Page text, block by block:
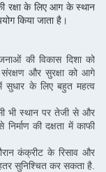
की रक्षा के लिए आग के स्थान
किया जाता है।
की विकास दिशा को
संरक्षण और सुरक्षा को आगे
सुधार के लिए बहुत महत्व
भी स्थान पर तेजी से और
की दक्षता में काफी
कंक्रीट के रिसाव और
सुनिश्चित कर सकता है.